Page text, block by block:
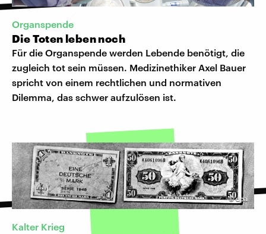
​Organspende
Die Toten leben noch
Für die Organspende werden Lebende benötigt, die
zugleich tot sein müssen. Medizinethiker Axel Bauer
spricht von einem rechtlichen und normativen
Dilemma, das schwer aufzulösen ist.
©dpa
Kalter Krieg